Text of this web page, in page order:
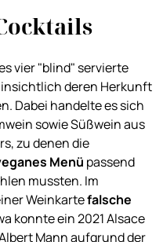
vier "blind" servierte
deren Herkunft
Dabei handelte es sich
sowie Süßwein aus
zu denen die
Menü passend
mussten. Im
Weinkartefalsche
konnte ein 2021 Alsace
Mann aufgrund der